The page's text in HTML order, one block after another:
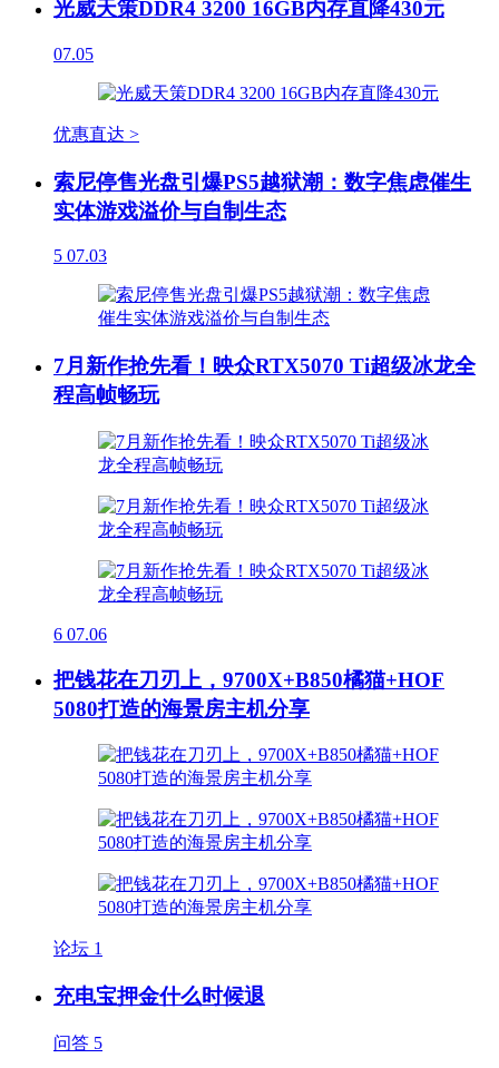
光威天策DDR4 3200 16GB内存直降430元
07.05
优惠直达 >
索尼停售光盘引爆PS5越狱潮：数字焦虑催生
实体游戏溢价与自制生态
5 07.03
7月新作抢先看！映众RTX5070 Ti超级冰龙全
程高帧畅玩
6 07.06
把钱花在刀刃上，9700X+B850橘猫+HOF
5080打造的海景房主机分享
论坛 1
充电宝押金什么时候退
问答 5